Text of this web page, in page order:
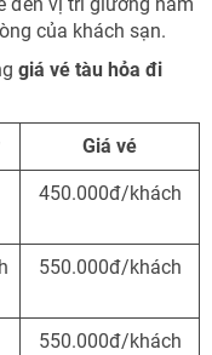
của khách sạn.
giá vé tàu hỏa đi
Giá vé
450.000đ/khách
550.000đ/khách
550.000đ/khách